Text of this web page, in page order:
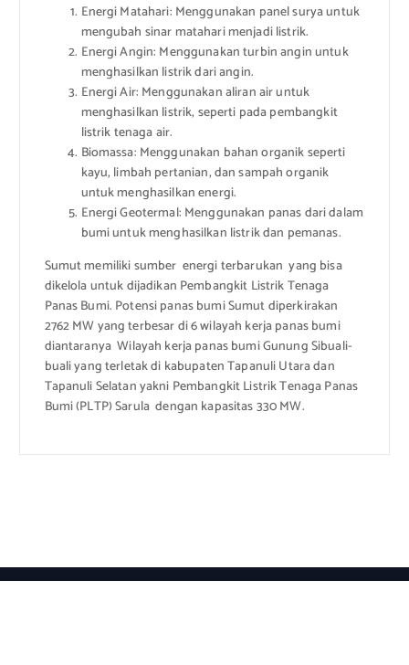
Energi Matahari: Menggunakan panel surya untuk
mengubah sinar matahari menjadi listrik.
Energi Angin: Menggunakan turbin angin untuk
menghasilkan listrik dari angin.
Energi Air: Menggunakan aliran air untuk
menghasilkan listrik, seperti pada pembangkit
listrik tenaga air.
Biomassa: Menggunakan bahan organik seperti
kayu, limbah pertanian, dan sampah organik
untuk menghasilkan energi.
Energi Geotermal: Menggunakan panas dari dalam
bumi untuk menghasilkan listrik dan pemanas.
Sumut memiliki sumber energi terbarukan yang bisa
dikelola untuk dijadikan Pembangkit Listrik Tenaga
Panas Bumi. Potensi panas bumi Sumut diperkirakan
2762 MW yang terbesar di 6 wilayah kerja panas bumi
diantaranya Wilayah kerja panas bumi Gunung Sibuali-
buali yang terletak di kabupaten Tapanuli Utara dan
Tapanuli Selatan yakni Pembangkit Listrik Tenaga Panas
Bumi (PLTP) Sarula dengan kapasitas 330 MW.